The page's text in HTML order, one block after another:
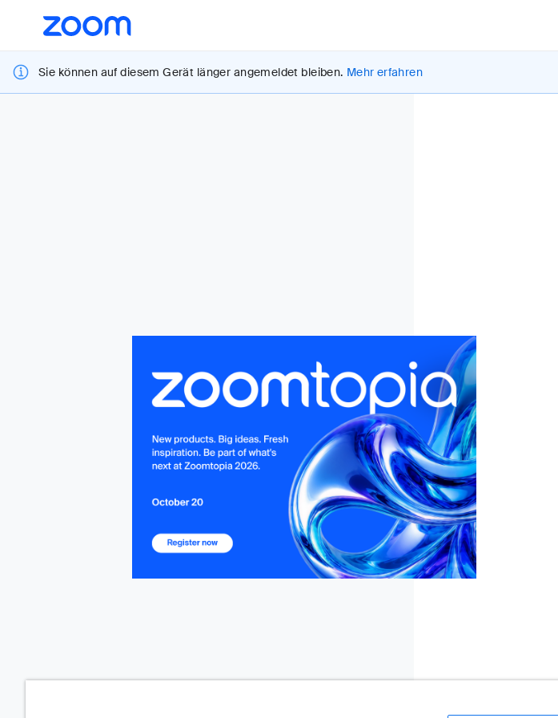
Überblick
Barrierefreiheit
Sie können auf diesem Gerät länger angemeldet bleiben. Mehr erfahren